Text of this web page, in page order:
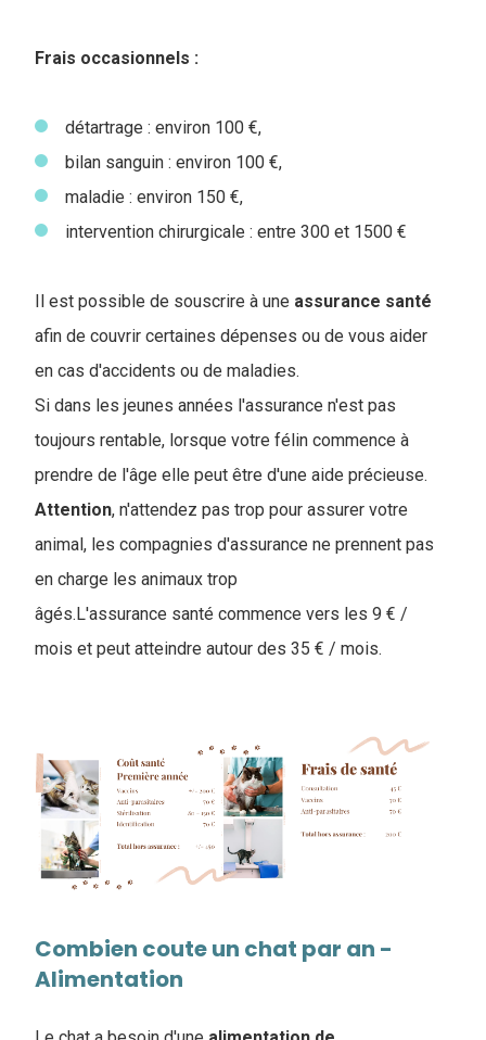
Frais occasionnels :
détartrage : environ 100 €,
bilan sanguin : environ 100 €,
maladie : environ 150 €,
intervention chirurgicale : entre 300 et 1500 €
Il est possible de souscrire à une assurance santé
afin de couvrir certaines dépenses ou de vous aider
en cas d'accidents ou de maladies.
Si dans les jeunes années l'assurance n'est pas
toujours rentable, lorsque votre félin commence à
prendre de l'âge elle peut être d'une aide précieuse.
Attention, n'attendez pas trop pour assurer votre
animal, les compagnies d'assurance ne prennent pas
en charge les animaux trop
âgés.L'assurance santé commence vers les 9 € /
mois et peut atteindre autour des 35 € / mois.
Combien coute un chat par an -
Alimentation